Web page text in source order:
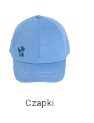
Czapki